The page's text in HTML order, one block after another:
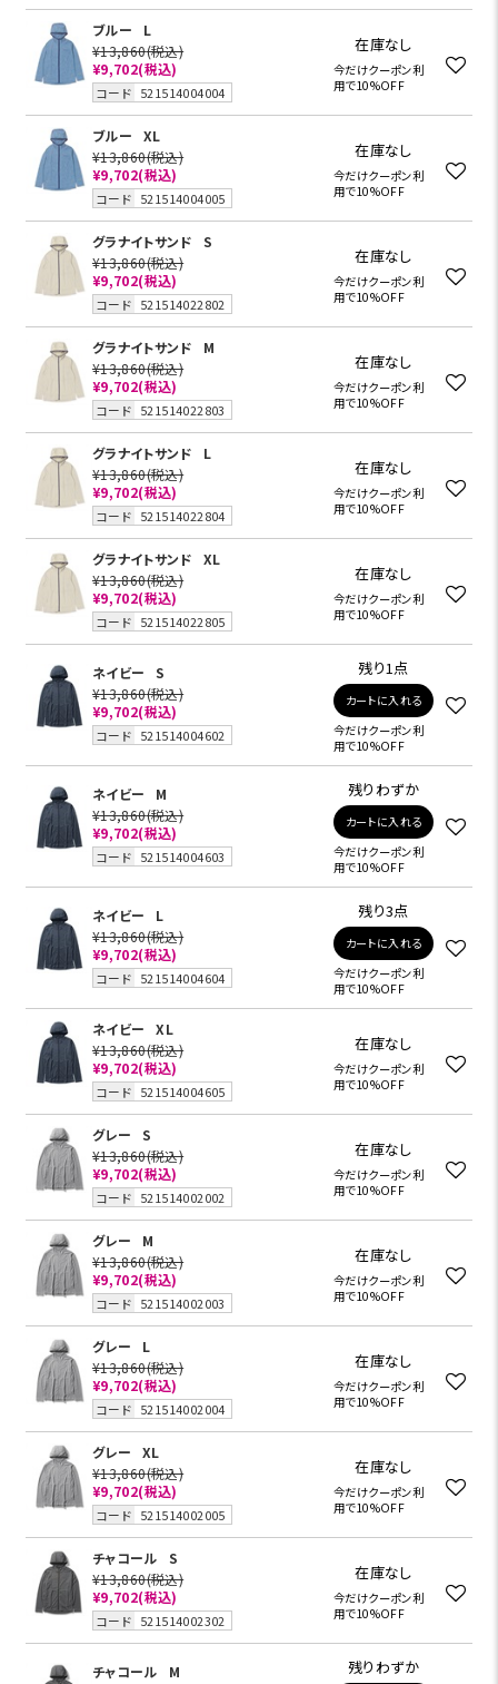
ブルー
L
¥13,860(税込)
¥9,702(税込)
コード 521514004004
在庫なし
今だけクーポン利
用で10%OFF
ブルー
XL
¥13,860(税込)
¥9,702(税込)
コード 521514004005
在庫なし
今だけクーポン利
用で10%OFF
グラナイトサンド
S
¥13,860(税込)
¥9,702(税込)
コード 521514022802
在庫なし
今だけクーポン利
用で10%OFF
グラナイトサンド
M
¥13,860(税込)
¥9,702(税込)
コード 521514022803
在庫なし
今だけクーポン利
用で10%OFF
グラナイトサンド
L
¥13,860(税込)
¥9,702(税込)
コード 521514022804
在庫なし
今だけクーポン利
用で10%OFF
グラナイトサンド
XL
¥13,860(税込)
¥9,702(税込)
コード 521514022805
在庫なし
今だけクーポン利
用で10%OFF
ネイビー
S
¥13,860(税込)
¥9,702(税込)
コード 521514004602
残り1点
カートに入れる
今だけクーポン利
用で10%OFF
ネイビー
M
¥13,860(税込)
¥9,702(税込)
コード 521514004603
残りわずか
カートに入れる
今だけクーポン利
用で10%OFF
ネイビー
L
¥13,860(税込)
¥9,702(税込)
コード 521514004604
残り3点
カートに入れる
今だけクーポン利
用で10%OFF
ネイビー
XL
¥13,860(税込)
¥9,702(税込)
コード 521514004605
在庫なし
今だけクーポン利
用で10%OFF
グレー
S
¥13,860(税込)
¥9,702(税込)
コード 521514002002
在庫なし
今だけクーポン利
用で10%OFF
グレー
M
¥13,860(税込)
¥9,702(税込)
コード 521514002003
在庫なし
今だけクーポン利
用で10%OFF
グレー
L
¥13,860(税込)
¥9,702(税込)
コード 521514002004
在庫なし
今だけクーポン利
用で10%OFF
グレー
XL
¥13,860(税込)
¥9,702(税込)
コード 521514002005
在庫なし
今だけクーポン利
用で10%OFF
チャコール
S
¥13,860(税込)
¥9,702(税込)
コード 521514002302
在庫なし
今だけクーポン利
用で10%OFF
チャコール
M
残りわずか